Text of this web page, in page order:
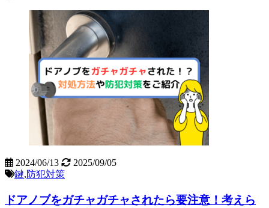
2024/06/13
2025/09/05
鍵,防犯対策
ドアノブをガチャガチャされたら要注意！考えら